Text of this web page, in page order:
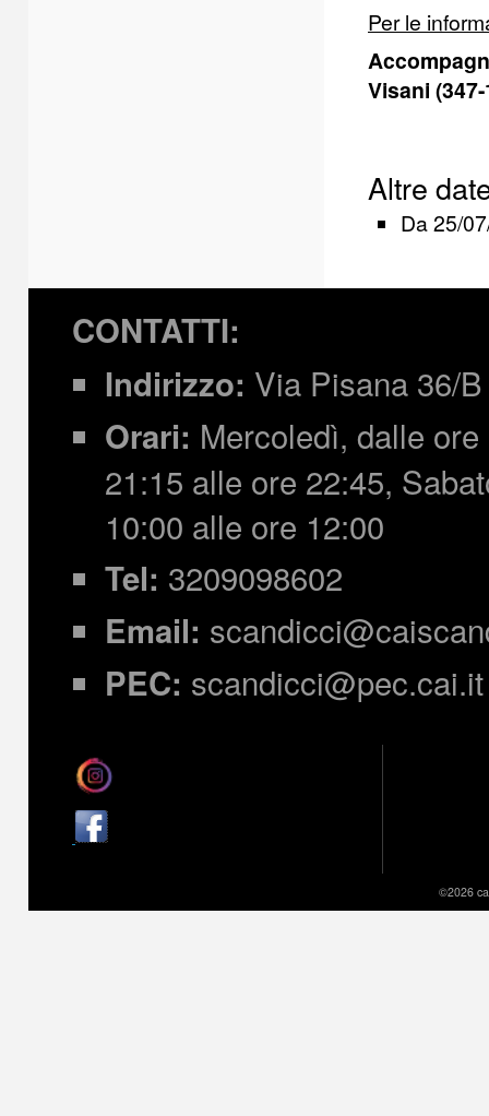
Per le
Visani
Altre
Da25/
CONTATTI:
Indirizzo: Via Pisana 36/
Orari: Mercoledì, dalle
21:15 alle ore 22:45,
10:00 alle ore 12:00
Tel: 3209098602
Email:
PEC: scandicci@pec.cai.it
©2026